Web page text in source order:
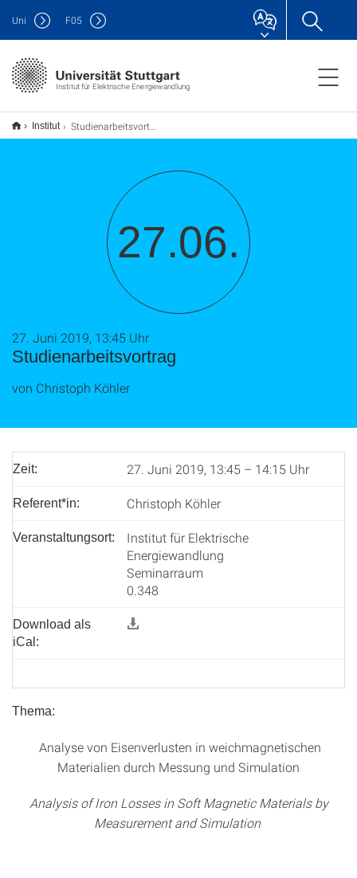
Institut für Elektrische Energiewandlung
Uni F05
Institut Studienarbeitsvortrag
27.06.
Studienarbeitsvortrag
27. Juni 2019, 13:45 Uhr
von Christoph Köhler
Zeit: 27. Juni 2019, 13:45 – 14:15 Uhr
Referent*in: Christoph Köhler
Veranstaltungsort:
Institut für Elektrische
Energiewandlung
Seminarraum
0.348
Download als
iCal:
Thema:
Analyse von Eisenverlusten in weichmagnetischen
Materialien durch Messung und Simulation
Analysis of Iron Losses in Soft Magnetic Materials by
Measurement and Simulation